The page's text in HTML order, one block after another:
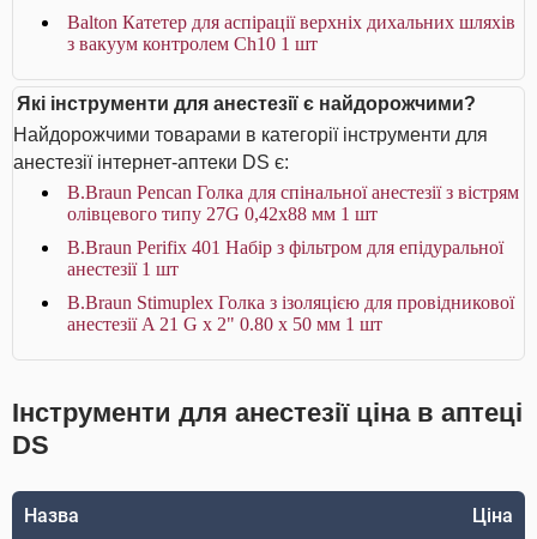
Balton Катетер для аспірації верхніх дихальних шляхів
з вакуум контролем Ch10 1 шт
Які інструменти для анестезії є найдорожчими?
Найдорожчими товарами в категорії інструменти для
анестезії інтернет-аптеки DS є:
B.Braun Pencan Голка для спінальної анестезії з вістрям
олівцевого типу 27G 0,42х88 мм 1 шт
B.Braun Perifix 401 Набір з фільтром для епідуральної
анестезії 1 шт
B.Braun Stimuplex Голка з ізоляцією для провідникової
анестезії A 21 G x 2" 0.80 x 50 мм 1 шт
Інструменти для анестезії ціна в аптеці
DS
Назва Ціна